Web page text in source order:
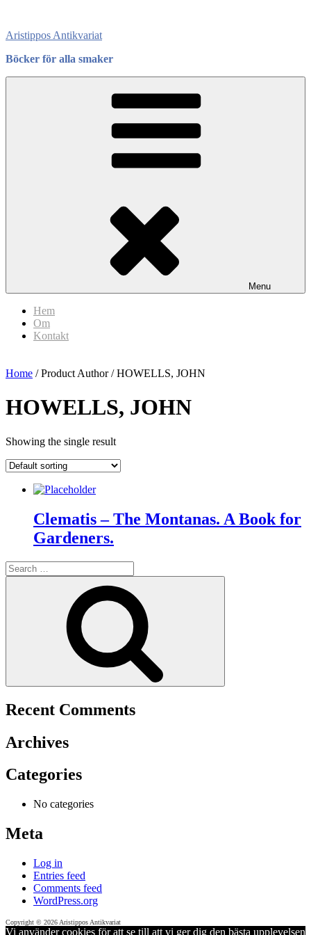
content
Aristippos Antikvariat
Böcker för alla smaker
Menu
Hem
Om
Kontakt
Home / Product Author / HOWELLS, JOHN
HOWELLS, JOHN
Showing the single result
Clematis – The Montanas. A Book for
Gardeners.
Search
for:
Recent Comments
Archives
Categories
No categories
Meta
Log in
Entries feed
Comments feed
WordPress.org
Copyright © 2026 Aristippos Antikvariat
Vi använder cookies för att se till att vi ger dig den bästa upplevelsen